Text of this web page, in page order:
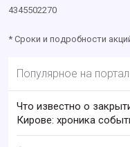
4345502270
* Сроки и подробности
Популярное на
Что известно о
Кирове: хроника